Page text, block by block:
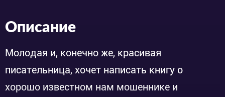
Описание
Молодая и, конечно же, красивая
писательница, хочет написать книгу о
хорошо известном нам мошеннике и